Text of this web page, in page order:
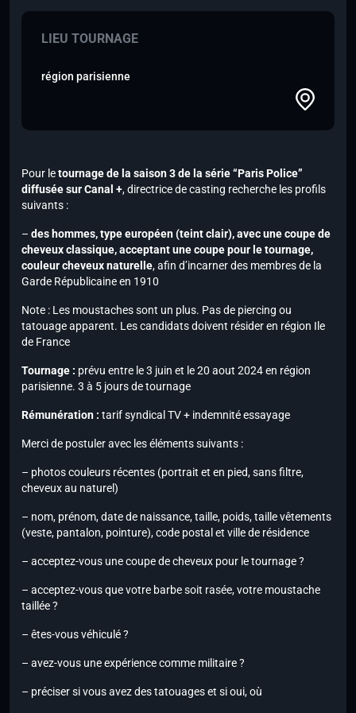
LIEU TOURNAGE
région parisienne
Pour letournage de la saison 3 de la série “Paris Police”
diffusée surCanal +, directrice de casting recherche les profils
suivants :
– des hommes, type européen (teint clair), avec une coupe de
cheveux classique, acceptant une coupe pour le tournage,
couleur cheveux naturelle, afin d’incarner des membres de la
Garde Républicaine en 1910
Note : Les moustaches sont un plus. Pas de piercing ou
tatouage apparent. Les candidats doivent résider en région Ile
de France
Tournage : prévu entre le 3 juin et le 20 aout 2024 en région
parisienne. 3 à 5 jours de tournage
Rémunération : tarif syndical TV + indemnité essayage
Merci de postuler avec les éléments suivants :
– photos couleurs récentes (portrait et en pied, sans filtre,
cheveux au naturel)
– nom, prénom, date de naissance, taille, poids, taille vêtements
(veste, pantalon, pointure), code postal et ville de résidence
– acceptez-vous une coupe de cheveux pour le tournage ?
– acceptez-vous que votre barbe soit rasée, votre moustache
taillée ?
– êtes-vous véhiculé ?
– avez-vous une expérience comme militaire ?
– préciser si vous avez des tatouages et si oui, où